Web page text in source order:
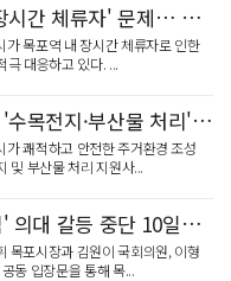
목포시, 목포역 '장시간 체류자' 문제… 안전관리 강화
목포역 내 장시간 체류자로 인한
극 대응하고 있다. ...
목포시, 공동주택 '수목전지·부산물 처리' 지원… 8월 신청
쾌적하고 안전한 주거환경 조성
및 부산물 처리 지원사...
목포시, '골든타임' 의대 갈등 중단 10일까지 대승적 합의 촉구
목포시장과 김원이 국회의원, 이형
동 입장문을 통해 목...